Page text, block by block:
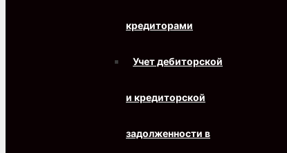
кредиторами
Учет дебиторской
и кредиторской
задолженности в